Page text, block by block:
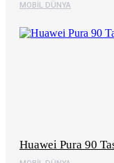
MOBIL DÜNYA
Huawei Pura 90